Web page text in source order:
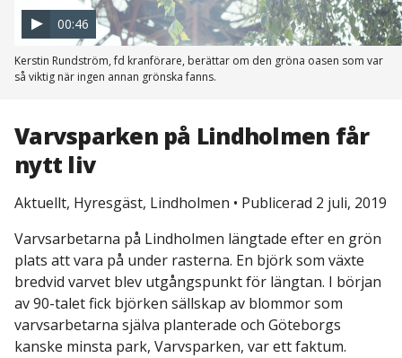
00:46
Kerstin Rundström, fd kranförare, berättar om den gröna oasen som var
så viktig när ingen annan grönska fanns.
Varvsparken på Lindholmen får
nytt liv
Aktuellt, Hyresgäst, Lindholmen • Publicerad 2 juli, 2019
Varvsarbetarna på Lindholmen längtade efter en grön
plats att vara på under rasterna. En björk som växte
bredvid varvet blev utgångspunkt för längtan. I början
av 90-talet fick björken sällskap av blommor som
varvsarbetarna själva planterade och Göteborgs
kanske minsta park, Varvsparken, var ett faktum.